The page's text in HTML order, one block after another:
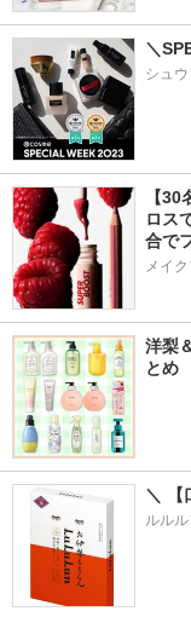
＼
シュ
【
ロス
合で
メイ
洋梨
とめ
＼ 【
ルルル